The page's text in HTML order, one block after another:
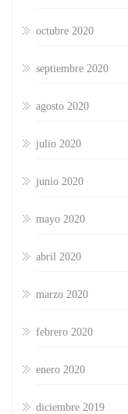
octubre 2020
septiembre 2020
agosto 2020
julio 2020
junio 2020
mayo 2020
abril 2020
marzo 2020
febrero 2020
enero 2020
diciembre 2019